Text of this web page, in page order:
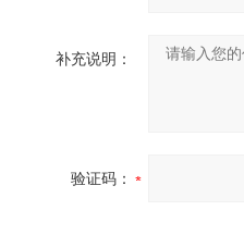
补充说明：
验证码：